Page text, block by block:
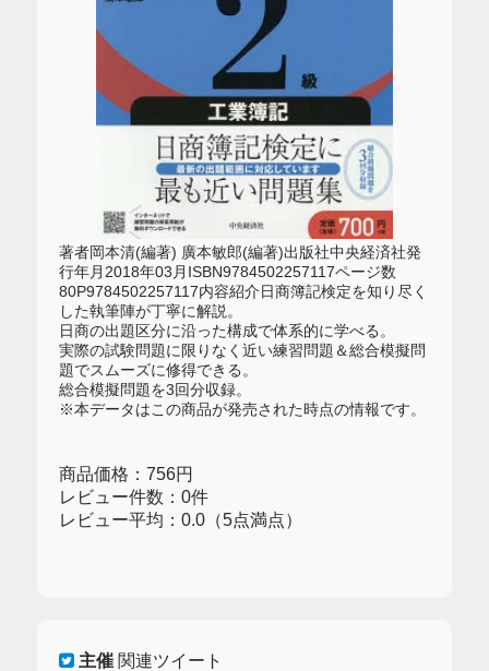
著者岡本清(編著) 廣本敏郎(編著)出版社中央経済社発
行年月2018年03月ISBN9784502257117ページ数
80P9784502257117内容紹介日商簿記検定を知り尽く
した執筆陣が丁寧に解説。
日商の出題区分に沿った構成で体系的に学べる。
実際の試験問題に限りなく近い練習問題＆総合模擬問
題でスムーズに修得できる。
総合模擬問題を3回分収録。
※本データはこの商品が発売された時点の情報です。
商品価格：756円
レビュー件数：0件
レビュー平均：0.0（5点満点）
主催関連ツイート